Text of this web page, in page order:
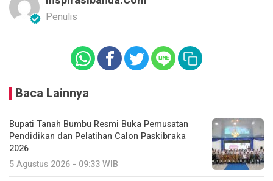
Penulis
Baca Lainnya
Bupati Tanah Bumbu Resmi Buka Pemusatan
Pendidikan dan Pelatihan Calon Paskibraka
2026
5 Agustus 2026 - 09:33 WIB